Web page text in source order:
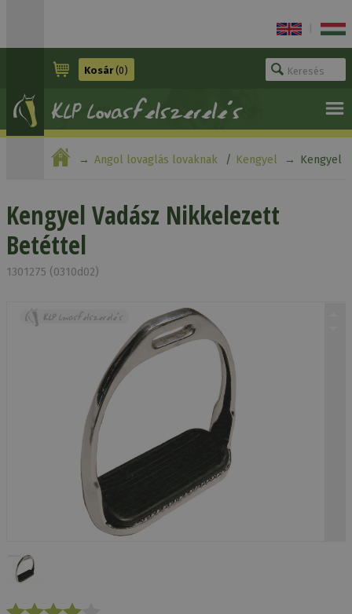
Kosár(0)
Angol lovaglás lovaknak Kengyel Kengyel
Kengyel Vadász Nikkelezett
Betéttel
1301275 (0310d02)